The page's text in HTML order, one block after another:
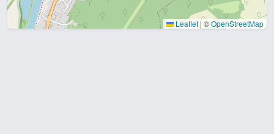
Leaflet | ©OpenStreetMap